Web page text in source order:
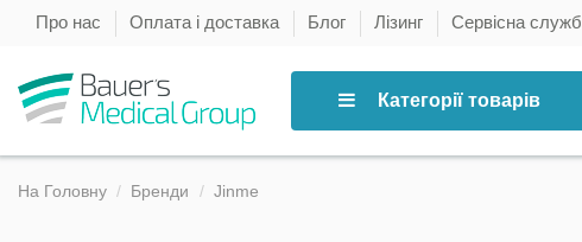
Про нас Оплата і доставка Блог Лізинг Сервісна
Категорії товарів
На Головну Бренди Jinme